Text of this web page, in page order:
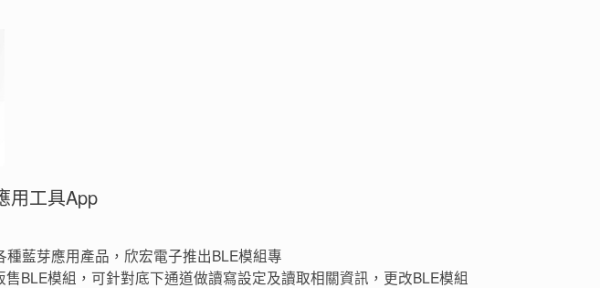
用工具App
藍芽應用產品，欣宏電子推出BLE模組專
BLE模組，可針對底下通道做讀寫設定及讀取相關資訊，更改BLE模組